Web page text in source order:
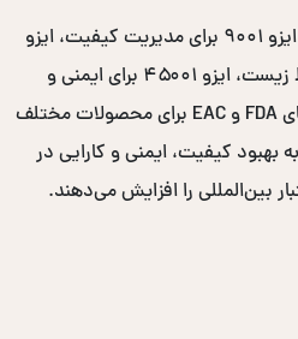
گواهینامه‌های پرتقاضا شامل ایزو ۹۰۰۱ برای مدیریت کیفیت، ایزو
۱۴۰۰۱ برای مدیریت محیط زیست، ایزو ۴۵۰۰۱ برای ایمنی و
بهداشت شغلی، و گواهینامه‌های FDA و EAC برای محصولات مختلف
بهبود کیفیت، ایمنی و کارایی در
بین‌المللی را افزایش می‌دهند.